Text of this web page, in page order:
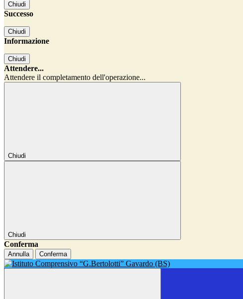
Chiudi
Successo
Chiudi
Informazione
Chiudi
Attendere...
Attendere il completamento dell'operazione...
Chiudi
Chiudi
Conferma
Annulla Conferma